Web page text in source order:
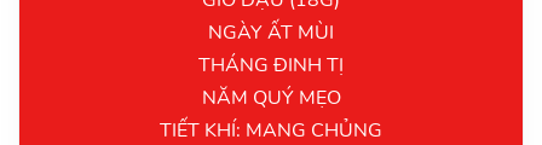
NGÀY ẤT MÙI
THÁNG ĐINH TỊ
NĂM QUÝ MẸO
TIẾT KHÍ: MANG CHỦNG